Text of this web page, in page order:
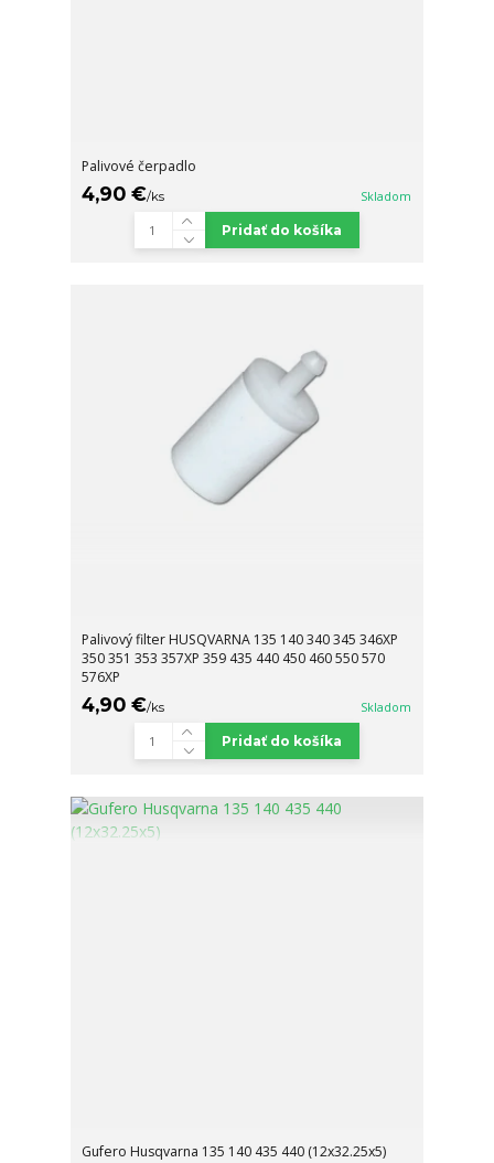
Palivové čerpadlo
4,90 €/ks Skladom
Pridať do košíka
Palivový filter HUSQVARNA 135 140 340 345 346XP
350 351 353 357XP 359 435 440 450 460 550 570
576XP
4,90 €/ks Skladom
Pridať do košíka
Gufero Husqvarna 135 140 435 440 (12x32.25x5)